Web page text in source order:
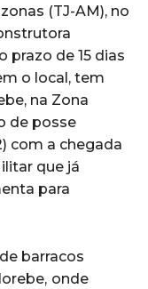
(TJ-AM), no
prazo de 15 dias
o local, tem
na Zona
de posse
com a chegada
que já
para
barracos
onde